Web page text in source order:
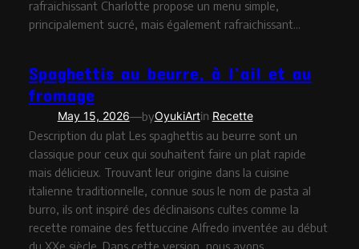
rafraichissant Charlotte propose un menu simple,
principalement sucré, mais également rafraichissant…
Spaghettis au beurre, à l’ail et au
fromage
May 15, 2026—byOyukiArtin Recette
Description du plat Les spaghettis au beurre sont un
classique pour ceux qui souhaitent faire un plat rapide
mais délicieux. Trouvant leur origine dans la cuisine
italienne traditionnelle, connue sous le nom de pasta al
burro, ils ont inspiré des déclinaisons cultes comme la
recette romaine des fettuccine Alfredo inventée au début
du XXe siècle. Dans cette version, nous avons…